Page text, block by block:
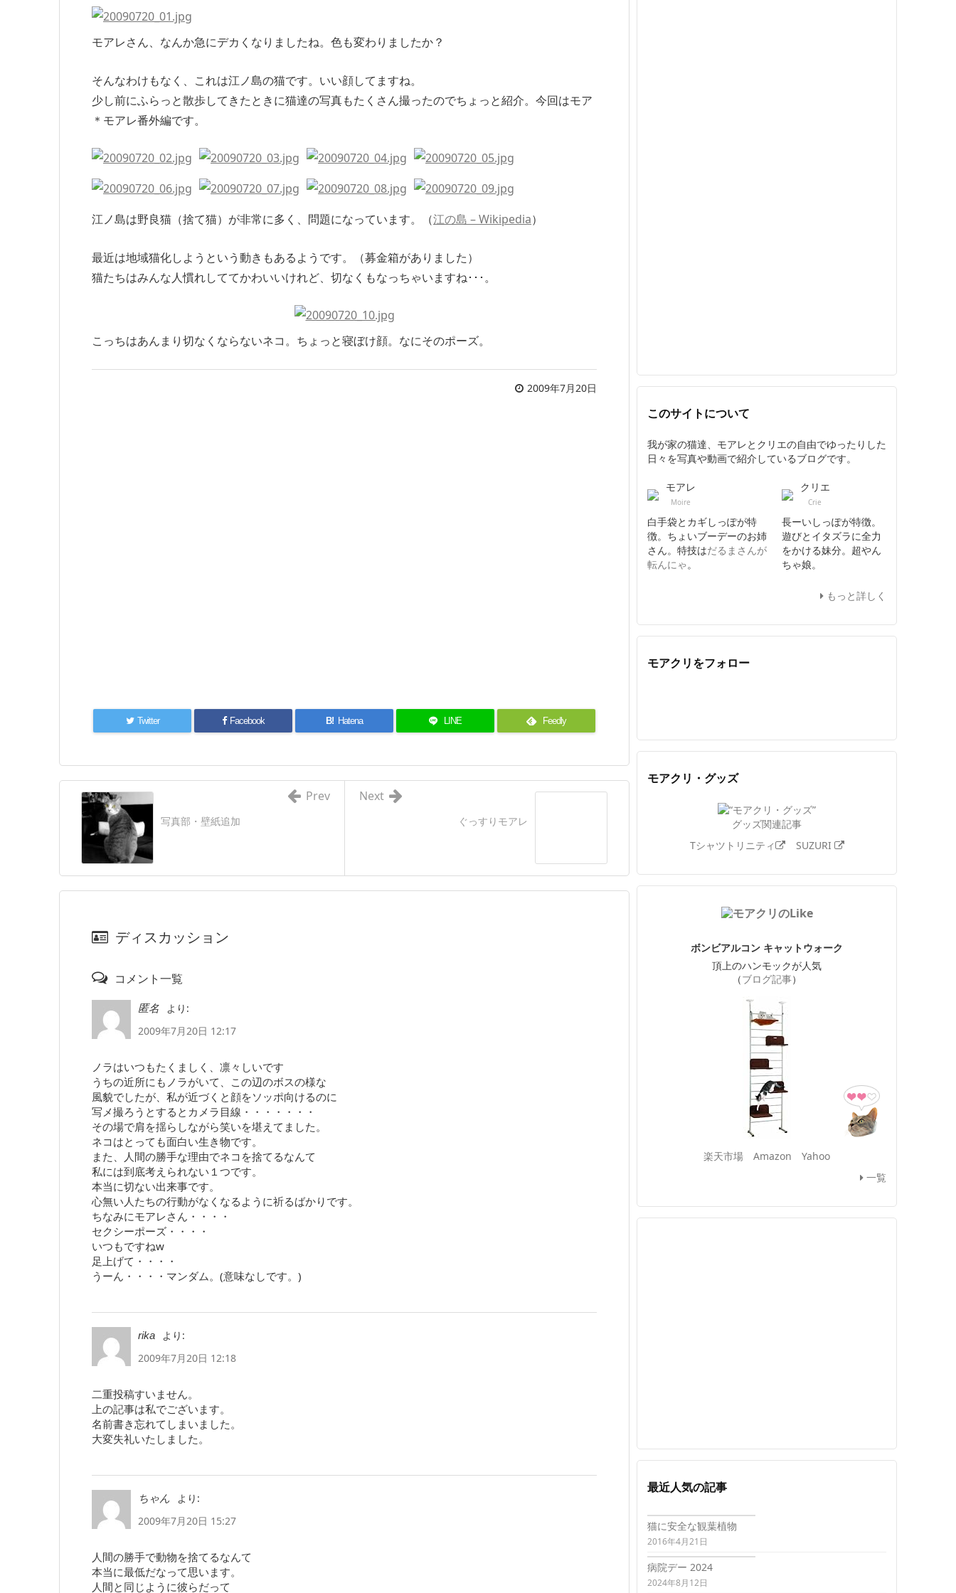
モアレさん、なんか急にデカくなりましたね。色も変わりましたか？
そんなわけもなく、これは江ノ島の猫です。いい顔してますね。
少し前にふらっと散歩してきたときに猫達の写真もたくさん撮ったのでちょっと紹介。今回はモア
＊モアレ番外編です。
江ノ島は野良猫（捨て猫）が非常に多く、問題になっています。（江の島 – Wikipedia）
最近は地域猫化しようという動きもあるようです。（募金箱がありました）
猫たちはみんな人慣れしててかわいいけれど、切なくもなっちゃいますね･･･。
こっちはあんまり切なくならないネコ。ちょっと寝ぼけ顔。なにそのポーズ。
2009年7月20日
Twitter Facebook B! Hatena LINE Feedly
ぐっすりモアレ
Next
写真部・壁紙追加
Prev
ディスカッション
コメント一覧
匿名
より:
2009年7月20日 12:17
ノラはいつもたくましく、凛々しいです
うちの近所にもノラがいて、この辺のボスの様な
風貌でしたが、私が近づくと顔をソッポ向けるのに
写メ撮ろうとするとカメラ目線・・・・・・・
その場で肩を揺らしながら笑いを堪えてました。
ネコはとっても面白い生き物です。
また、人間の勝手な理由でネコを捨てるなんて
私には到底考えられない１つです。
本当に切ない出来事です。
心無い人たちの行動がなくなるように祈るばかりです。
ちなみにモアレさん・・・・
セクシーポーズ・・・・
いつもですねw
足上げて・・・・
うーん・・・・マンダム。(意味なしです。)
rika
より:
2009年7月20日 12:18
二重投稿すいません。
上の記事は私でございます。
名前書き忘れてしまいました。
大変失礼いたしました。
ちゃん
より:
2009年7月20日 15:27
人間の勝手で動物を捨てるなんて
本当に最低だなって思います。
人間と同じように彼らだって
このサイトについて
我が家の猫達、モアレとクリエの自由でゆったりした
日々を写真や動画で紹介しているブログです。
モアレ
Moire
白手袋とカギしっぽが特
徴。ちょいブーデーのお姉
さん。特技はだるまさんが
転んにゃ。
クリエ
Crie
長ーいしっぽが特徴。
遊びとイタズラに全力
をかける妹分。超やん
ちゃ娘。
もっと詳しく
モアクリをフォロー
モアクリ・グッズ
グッズ関連記事
Tシャツトリニティ
SUZURI
ボンビアルコン キャットウォーク
頂上のハンモックが人気
（ブログ記事）
楽天市場 Amazon
Yahoo
一覧
最近人気の記事
猫に安全な観葉植物
2016年4月21日
病院デー 2024
2024年8月12日